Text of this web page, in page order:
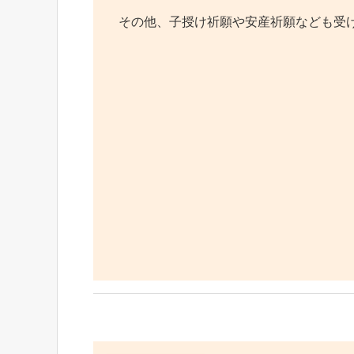
その他、子授け祈願や安産祈願なども受